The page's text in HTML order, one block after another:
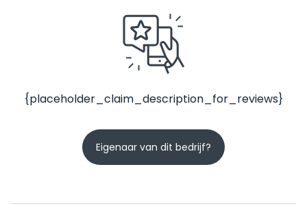
{placeholder_claim_description_for_reviews}
Eigenaar van dit bedrijf?